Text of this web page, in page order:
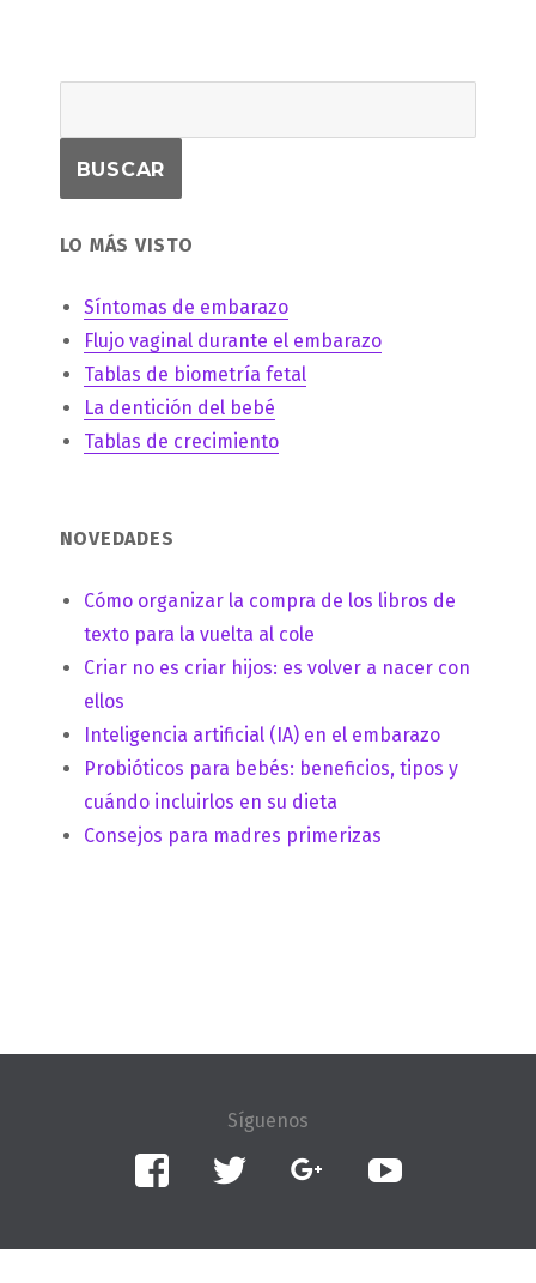
LO MÁS VISTO
Síntomas de embarazo
Flujo vaginal durante el embarazo
Tablas de biometría fetal
La dentición del bebé
Tablas de crecimiento
NOVEDADES
Cómo organizar la compra de los libros de
texto para la vuelta al cole
Criar no es criar hijos: es volver a nacer con
ellos
Inteligencia artificial (IA) en el embarazo
Probióticos para bebés: beneficios, tipos y
cuándo incluirlos en su dieta
Consejos para madres primerizas
Facebook Twitter Google+